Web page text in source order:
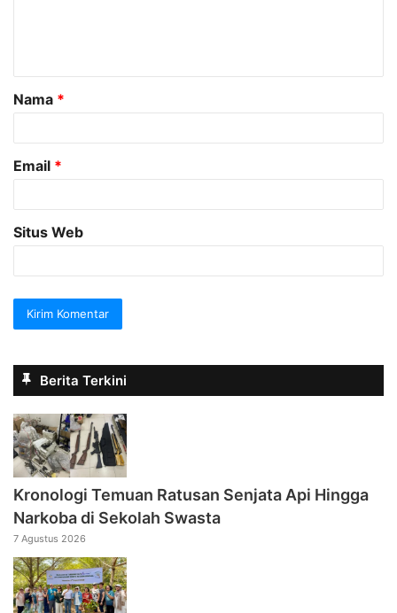
a
r
Nama *
Email *
Situs Web
Berita Terkini
Kronologi Temuan Ratusan Senjata Api Hingga
Narkoba di Sekolah Swasta
7 Agustus 2026